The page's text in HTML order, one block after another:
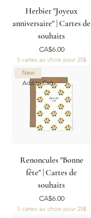
Herbier "Joyeux
anniversaire" | Cartes de
souhaits
Price
CA$6.00
5 cartes au choix pour 25$
Add to Cart
New
Renoncules "Bonne
fête" | Cartes de
souhaits
Price
CA$6.00
5 cartes au choix pour 25$